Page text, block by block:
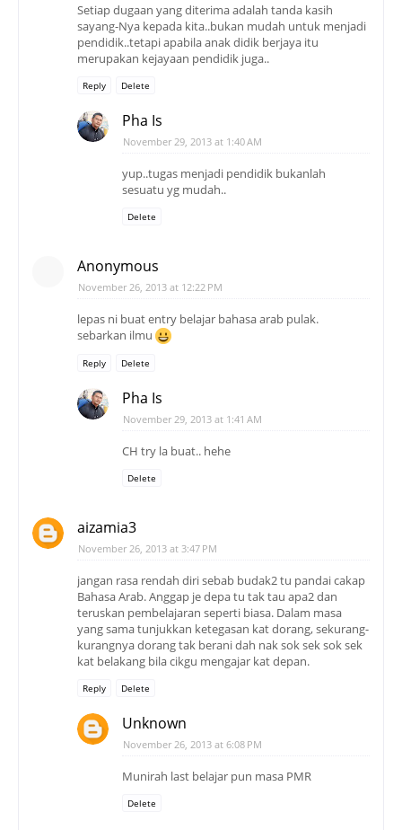
Setiap dugaan yang diterima adalah tanda kasih
sayang-Nya kepada kita..bukan mudah untuk menjadi
pendidik..tetapi apabila anak didik berjaya itu
merupakan kejayaan pendidik juga..
Reply Delete
Pha Is
November 29, 2013 at 1:40 AM
yup..tugas menjadi pendidik bukanlah
sesuatu yg mudah..
Delete
Anonymous
November 26, 2013 at 12:22 PM
lepas ni buat entry belajar bahasa arab pulak.
sebarkan ilmu
Reply Delete
Pha Is
November 29, 2013 at 1:41 AM
CH try la buat.. hehe
Delete
aizamia3
November 26, 2013 at 3:47 PM
jangan rasa rendah diri sebab budak2 tu pandai cakap
Bahasa Arab. Anggap je depa tu tak tau apa2 dan
teruskan pembelajaran seperti biasa. Dalam masa
yang sama tunjukkan ketegasan kat dorang, sekurang-
kurangnya dorang tak berani dah nak sok sek sok sek
kat belakang bila cikgu mengajar kat depan.
Reply Delete
Unknown
November 26, 2013 at 6:08 PM
Munirah last belajar pun masa PMR
Delete